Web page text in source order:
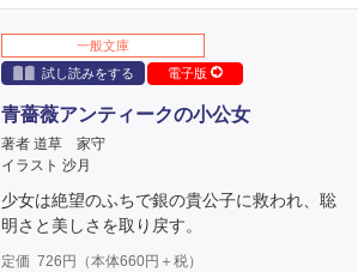
一般文庫
試し読みをする
電子版
青薔薇アンティークの小公女
著者 道草 家守
イラスト 沙月
少女は絶望のふちで銀の貴公子に救われ、聡
明さと美しさを取り戻す。
定価 726 円（本体660円＋税）